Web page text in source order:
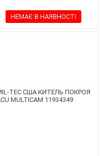
НЕМАЄ В НАЯВНОСТІ